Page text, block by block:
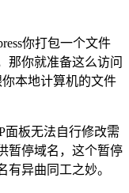
你打包一个文件
那你就准备这么访问
本地计算机的文件
面板无法自行修改需
暂停域名，这个暂停
异曲同工之妙。